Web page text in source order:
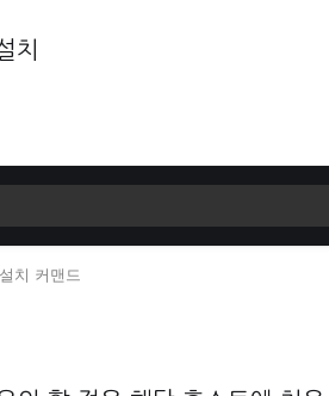
치
치 커맨드